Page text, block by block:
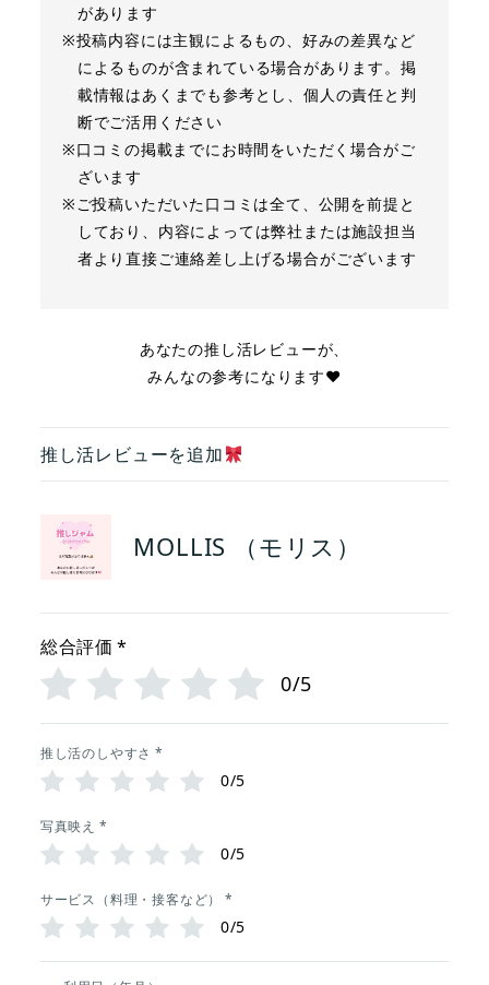
があります
※投稿内容には主観によるもの、好みの差異など
によるものが含まれている場合があります。掲
載情報はあくまでも参考とし、個人の責任と判
断でご活用ください
※口コミの掲載までにお時間をいただく場合がご
ざいます
※ご投稿いただいた口コミは全て、公開を前提と
しており、内容によっては弊社または施設担当
者より直接ご連絡差し上げる場合がございます
あなたの推し活レビューが、
みんなの参考になります❤︎
推し活レビューを追加
MOLLIS （モリス）
総合評価 *
0/5
推し活のしやすさ *
0/5
写真映え *
0/5
サービス（料理・接客など） *
0/5